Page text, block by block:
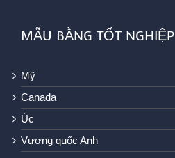
MẪU BẰNG TỐT NGHIỆP
Mỹ
Canada
Úc
Vương quốc Anh